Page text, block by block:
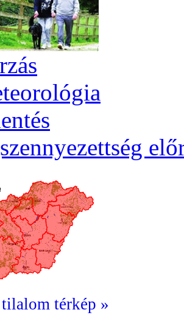
térkép »